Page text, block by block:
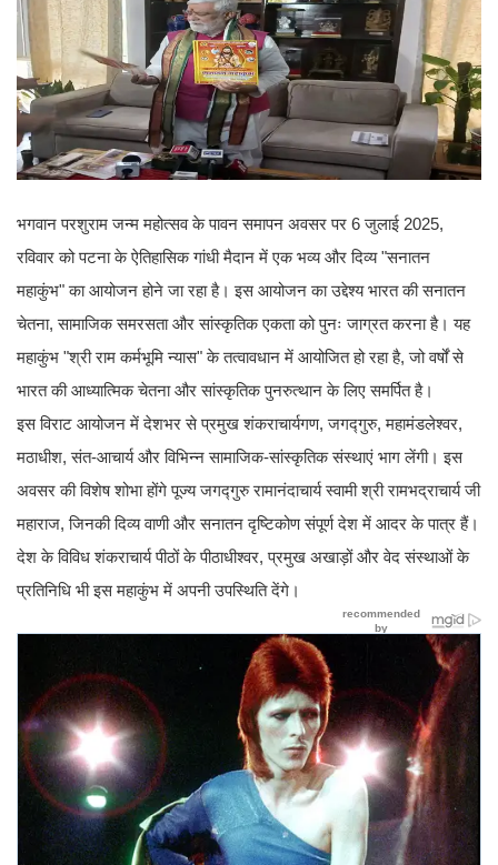
भगवान परशुराम जन्म महोत्सव के पावन समापन अवसर पर 6 जुलाई 2025,
रविवार को पटना के ऐतिहासिक गांधी मैदान में एक भव्य और दिव्य "सनातन
महाकुंभ" का आयोजन होने जा रहा है। इस आयोजन का उद्देश्य भारत की सनातन
चेतना, सामाजिक समरसता और सांस्कृतिक एकता को पुनः जाग्रत करना है। यह
महाकुंभ "श्री राम कर्मभूमि न्यास" के तत्वावधान में आयोजित हो रहा है, जो वर्षों से
भारत की आध्यात्मिक चेतना और सांस्कृतिक पुनरुत्थान के लिए समर्पित है।
इस विराट आयोजन में देशभर से प्रमुख शंकराचार्यगण, जगद्गुरु, महामंडलेश्वर,
मठाधीश, संत-आचार्य और विभिन्न सामाजिक-सांस्कृतिक संस्थाएं भाग लेंगी। इस
अवसर की विशेष शोभा होंगे पूज्य जगद्गुरु रामानंदाचार्य स्वामी श्री रामभद्राचार्य जी
महाराज, जिनकी दिव्य वाणी और सनातन दृष्टिकोण संपूर्ण देश में आदर के पात्र हैं।
देश के विविध शंकराचार्य पीठों के पीठाधीश्वर, प्रमुख अखाड़ों और वेद संस्थाओं के
प्रतिनिधि भी इस महाकुंभ में अपनी उपस्थिति देंगे।